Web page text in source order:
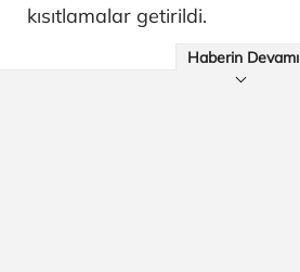
kısıtlamalar getirildi.
Haberin Devamı